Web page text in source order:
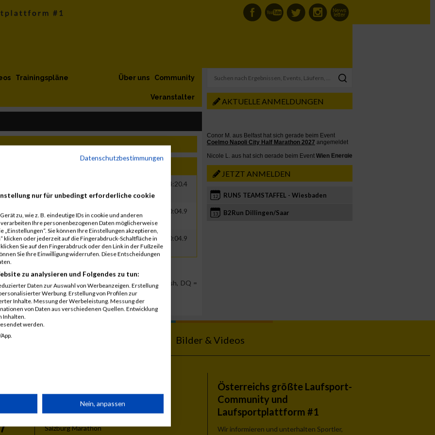
Trainingspläne Community
Über uns
Veranstalter
01:34:20.4
AUT 00:39:59.4 00:40:04.9
AUT 00:39:59.4 00:40:04.9
Position, DNS = Did not start, DNF = Did not finish, DQ =
AKTUELLE ANMELDUNGEN
JETZT ANMELDEN
12 RUN5 TEAMSTAFFEL - Wiesbaden
13 B2Run Dillingen/Saar
Bilder & Videos
Vienna City Marathon
Salzburg Marathon
Österreichs größte Laufsport-
Community und
Laufsportplattform #1
Wir informieren und unterhalten Sportler,
Datenschutzbestimmungen
nur für unbedingt erforderliche cookie
zu, wie z. B. eindeutige IDs in cookie und anderen
Ihre personenbezogenen Daten möglicherweise
Sie können Ihre Einstellungen akzeptieren,
klicken oder jederzeit auf die Fingerabdruck-Schaltfläche in
Sie auf den Fingerabdruck oder den Link in der Fußzeile
Sie Ihre Einwilligung widerrufen. Diese Entscheidungen
zu analysieren und Folgendes zu tun:
Daten zur Auswahl von Werbeanzeigen. Erstellung
Werbung. Erstellung von Profilen zur
Inhalte. Messung der Werbeleistung. Messung der
von Daten aus verschiedenen Quellen. Entwicklung
Inhalten.
werden.
Nein, anpassen